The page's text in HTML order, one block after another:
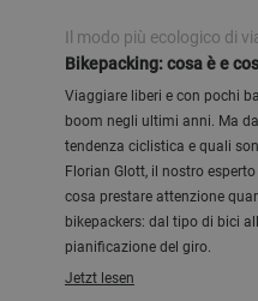
Il modo più ecologico di
Bikepacking: cosa è e
Viaggiare liberi e con pochi
boom negli ultimi anni. Ma
tendenza ciclistica e quali
Florian Glott, il nostro
cosa prestare attenzione
bikepackers: dal tipo di bici
pianificazione del giro.
Jetzt lesen